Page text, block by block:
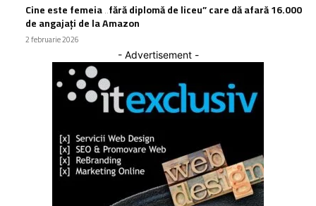
Cine este femeia „fără diplomă de liceu” care dă afară 16.000
de angajați de la Amazon
2 februarie 2026
- Advertisement -